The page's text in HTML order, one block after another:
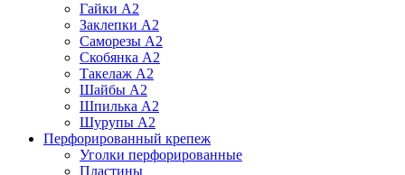
Гайки А2
Заклепки А2
Саморезы А2
Скобянка А2
Такелаж А2
Шайбы А2
Шпилька А2
Шурупы А2
Перфорированный крепеж
Уголки перфорированные
Пластины